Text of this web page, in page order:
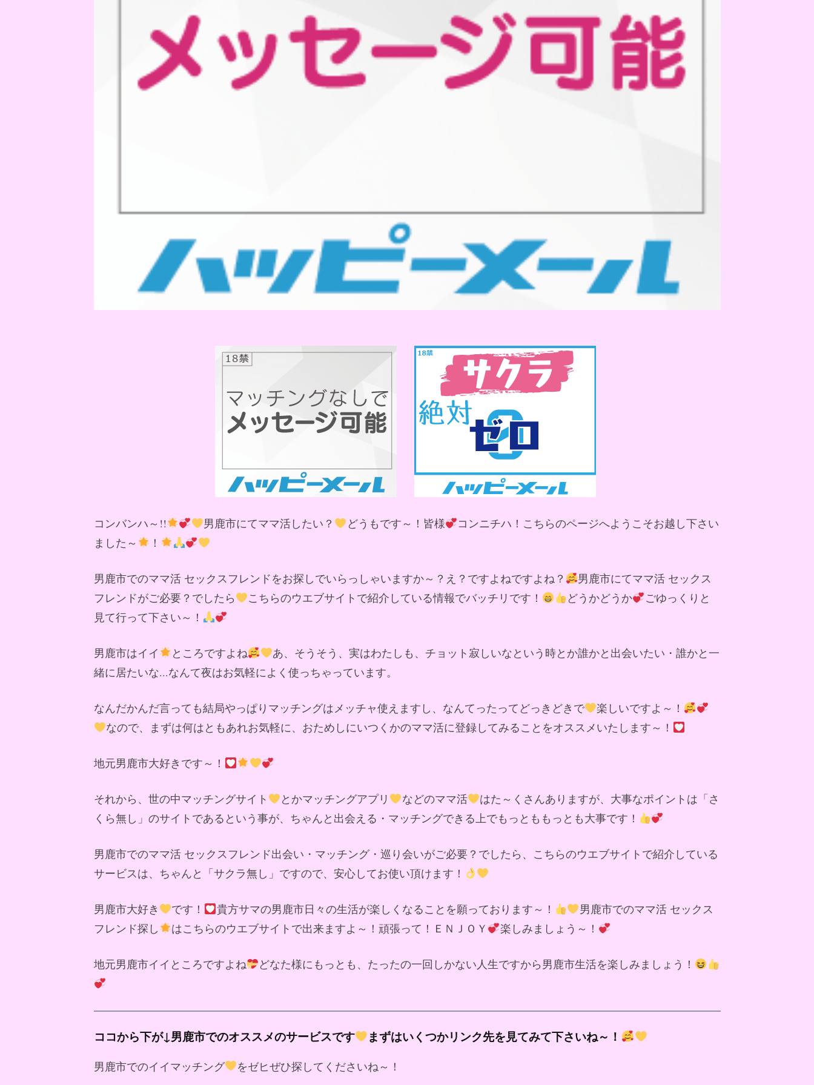
コンバンハ～!! 男鹿市にてママ活したい？ どうもです～！皆様
コンニチハ！こちらのページへようこそお越し下さい
ました～
！
男鹿市でのママ活 セックスフレンドをお探しでいらっしゃいますか～？え？ですよねですよね？
男鹿市にてママ活 セックス
フレンドがご必要？でしたら
こちらのウエブサイトで紹介している情報でバッチリです！ どうかどうか
ごゆっくりと
見て行って下さい～！
男鹿市はイイ ところですよね
あ、そうそう、実はわたしも、チョット寂しいなという時とか誰かと出会いたい・誰かと一
緒に居たいな...なんて夜はお気軽によく使っちゃっています。
なんだかんだ言っても結局やっぱりマッチングはメッチャ使えますし、なんてったってどっきどきで
楽しいですよ～！
なので、まずは何はともあれお気軽に、おためしにいつくかのママ活に登録してみることをオススメいたします～！
地元男鹿市大好きです～！
それから、世の中マッチングサイト とかマッチングアプリ などのママ活
はた～くさんありますが、大事なポイントは「さ
くら無し」のサイトであるという事が、ちゃんと出会える・マッチングできる上でもっとももっとも大事です！
男鹿市でのママ活 セックスフレンド出会い・マッチング・巡り会いがご必要？でしたら、こちらのウエブサイトで紹介している
サービスは、ちゃんと「サクラ無し」ですので、安心してお使い頂けます！
男鹿市大好き です！ 貴方サマの男鹿市日々の生活が楽しくなることを願っております～！
男鹿市でのママ活 セックス
フレンド探し
はこちらのウエブサイトで出来ますよ～！頑張って！ＥＮＪＯＹ 楽しみましょう～！
地元男鹿市イイところですよね どなた様にもっとも、たったの一回しかない人生ですから男鹿市生活を楽しみましょう！
ココから下が↓男鹿市でのオススメのサービスです まずはいくつかリンク先を見てみて下さいね～！
男鹿市でのイイマッチング をゼヒぜひ探してくださいね～！